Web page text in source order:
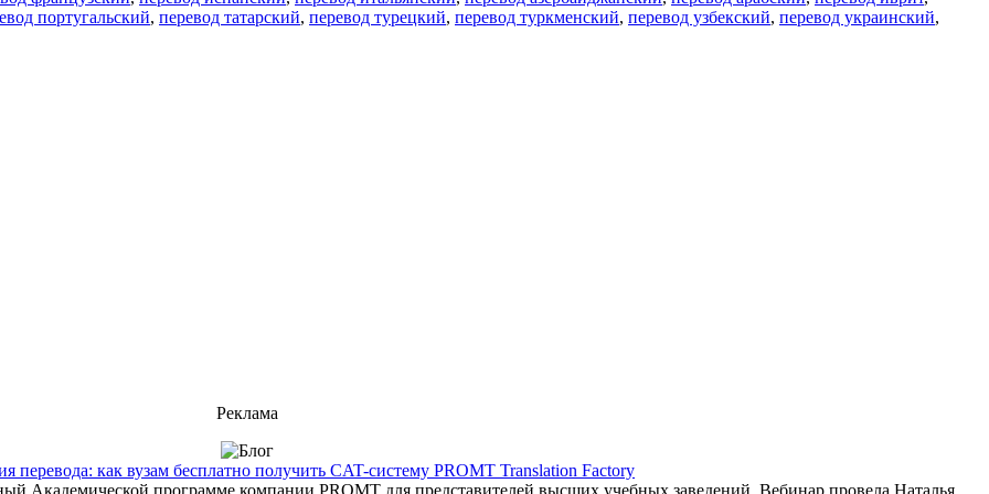
португальский, перевод татарский, перевод турецкий, перевод туркменский, перевод узбекский, перевод украинский,
Реклама
перевода: как вузам бесплатно получить CAT-систему PROMT Translation Factory